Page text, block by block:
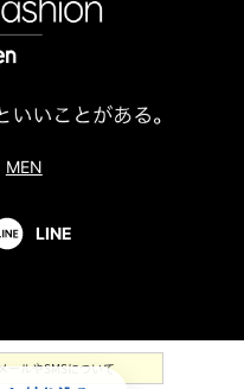
MEN
LINE
ールやSMSについて